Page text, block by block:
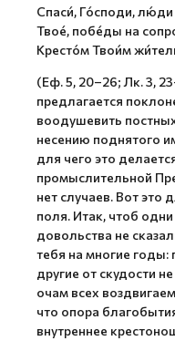
Спаси́, Го́споди,
Твое́, побе́ды на
Кресто́м Твои́м
(Еф. 5, 20–26; Лк. 3,
предлагается
воодушевить
несению поднятого
для чего это
промыслительной
нет случаев. Вот это
поля. Итак, чтоб одни
довольства не
тебя на многие годы:
другие от скудости
очам всех
что опора
внутреннее